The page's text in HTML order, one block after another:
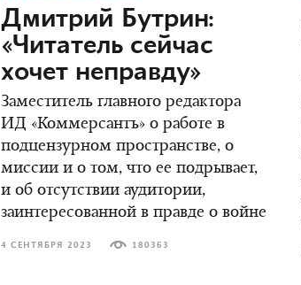
Дмитрий Бутрин:
«Читатель сейчас
хочет неправду»
Заместитель главного редактора
ИД «Коммерсантъ» о работе в
подцензурном пространстве, о
миссии и о том, что ее подрывает,
и об отсутствии аудитории,
заинтересованной в правде о войне
4 СЕНТЯБРЯ 2023 180363